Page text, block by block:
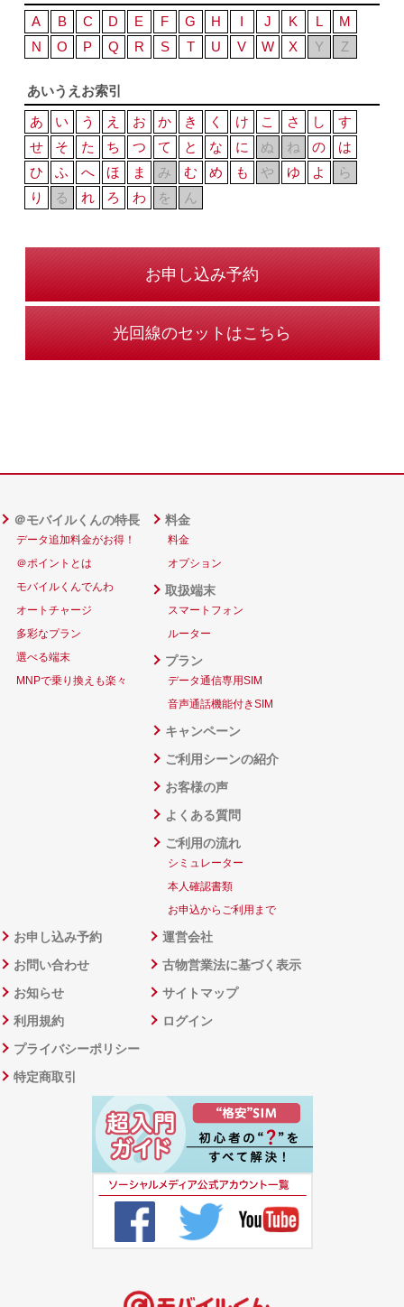
A
B C D E F G H I J K L
M
N
O P Q R S T U V W X Y Z
あいうえお索引
あ
い う え お か き く け こ さ し
す
せ
そ た ち つ て と な に ぬ ね の
は
ひ
ふ へ ほ ま み む め も や ゆ よ
ら
り
る れ ろ わ を ん
お申し込み予約
光回線のセットはこちら
＠モバイルくんの特長
データ追加料金がお得！
＠ポイントとは
モバイルくんでんわ
オートチャージ
多彩なプラン
選べる端末
MNPで乗り換えも楽々
料金
料金
オプション
取扱端末
スマートフォン
ルーター
プラン
データ通信専用SIM
音声通話機能付きSIM
キャンペーン
ご利用シーンの紹介
お客様の声
よくある質問
ご利用の流れ
シミュレーター
本人確認書類
お申込からご利用まで
お申し込み予約
お問い合わせ
お知らせ
利用規約
プライバシーポリシー
特定商取引
運営会社
古物営業法に基づく表示
サイトマップ
ログイン